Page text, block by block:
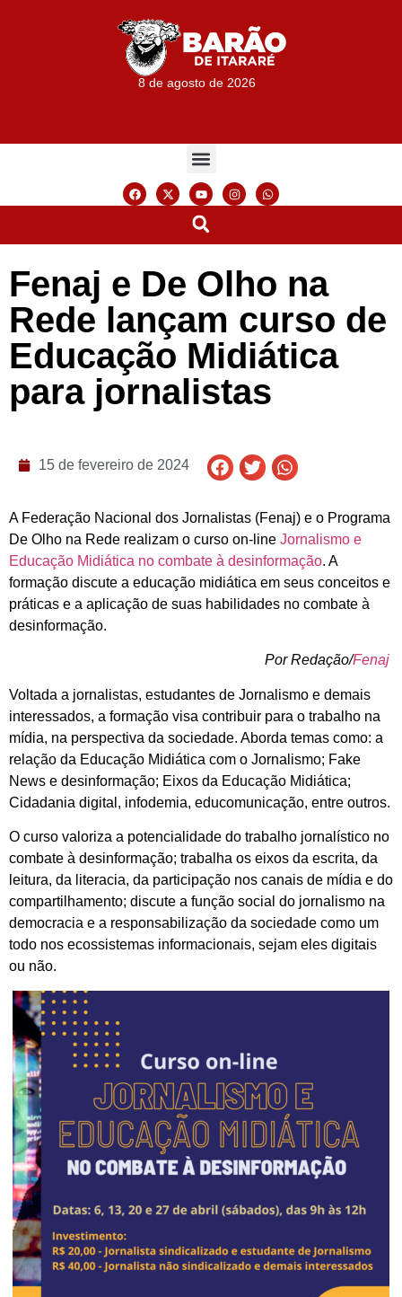
8 de agosto de 2026
Fenaj e De Olho na
Rede lançam curso de
Educação Midiática
para jornalistas
15 de fevereiro de 2024
A Federação Nacional dos Jornalistas (Fenaj) e o Programa
De Olho na Rede realizam o curso on-line Jornalismo e
Educação Midiática no combate à desinformação. A
formação discute a educação midiática em seus conceitos e
práticas e a aplicação de suas habilidades no combate à
desinformação.
Por Redação/Fenaj
Voltada a jornalistas, estudantes de Jornalismo e demais
interessados, a formação visa contribuir para o trabalho na
mídia, na perspectiva da sociedade. Aborda temas como: a
relação da Educação Midiática com o Jornalismo; Fake
News e desinformação; Eixos da Educação Midiática;
Cidadania digital, infodemia, educomunicação, entre outros.
O curso valoriza a potencialidade do trabalho jornalístico no
combate à desinformação; trabalha os eixos da escrita, da
leitura, da literacia, da participação nos canais de mídia e do
compartilhamento; discute a função social do jornalismo na
democracia e a responsabilização da sociedade como um
todo nos ecossistemas informacionais, sejam eles digitais
ou não.